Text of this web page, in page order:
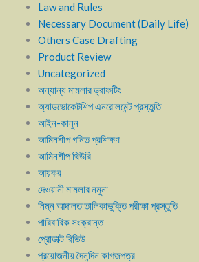
Law and Rules
Necessary Document (Daily Life)
Others Case Drafting
Product Review
Uncategorized
অন্যান্য মামলার ড্রাফটিং
অ্যাডভোকেটশিপ এনরোলমেন্ট প্রস্তুতি
আইন-কানুন
আমিনশীপ গনিত প্রশিক্ষণ
আমিনশীপ থিউরি
আয়কর
দেওয়ানী মামলার নমুনা
নিম্ন আদালত তালিকাভুক্তি পরীক্ষা প্রস্তুতি
পারিবারিক সংক্রান্ত
প্রোডাক্ট রিভিউ
প্রয়োজনীয় দৈনন্দিন কাগজপত্র